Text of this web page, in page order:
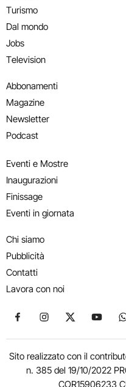
Turismo
Dal mondo
Jobs
Television
Abbonamenti
Magazine
Newsletter
Podcast
Eventi e Mostre
Inaugurazioni
Finissage
Eventi in giornata
Chi siamo
Pubblicità
Contatti
Lavora con noi
Seguici su Facebook
Seguici suSeguici su X
Sito realizzato con il
n. 385 del 19/10/2022
COR15906233